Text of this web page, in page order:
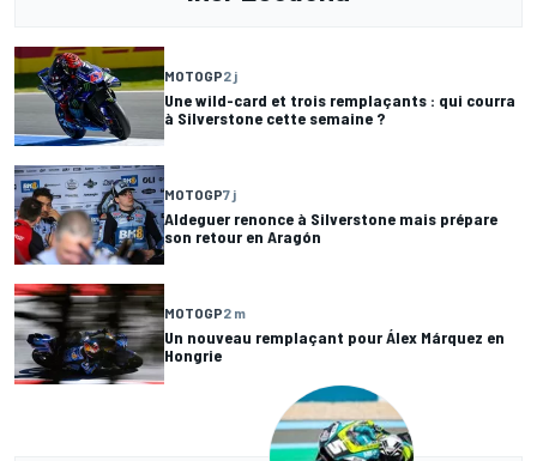
MOTOGP2 j
Une wild-card et trois remplaçants : qui courra
à Silverstone cette semaine ?
MOTOGP7 j
Aldeguer renonce à Silverstone mais prépare
son retour en Aragón
MOTOGP2 m
Un nouveau remplaçant pour Álex Márquez en
Hongrie